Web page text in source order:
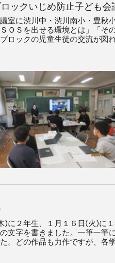
ックいじめ防止子ども会
室に渋川中・渋川南小・豊秋
ＯＳを出せる環境とは」「そ
ロックの児童生徒の交流が図
に２年生、１月１６日(火)に
の文字を書きました。一筆一
。どの作品も力作ですが、各